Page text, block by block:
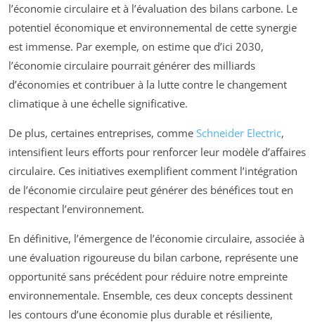
l’économie circulaire et à l’évaluation des bilans carbone. Le
potentiel économique et environnemental de cette synergie
est immense. Par exemple, on estime que d’ici 2030,
l’économie circulaire pourrait générer des milliards
d’économies et contribuer à la lutte contre le changement
climatique à une échelle significative.
De plus, certaines entreprises, comme Schneider Electric,
intensifient leurs efforts pour renforcer leur modèle d’affaires
circulaire. Ces initiatives exemplifient comment l’intégration
de l’économie circulaire peut générer des bénéfices tout en
respectant l’environnement.
En définitive, l’émergence de l’économie circulaire, associée à
une évaluation rigoureuse du bilan carbone, représente une
opportunité sans précédent pour réduire notre empreinte
environnementale. Ensemble, ces deux concepts dessinent
les contours d’une économie plus durable et résiliente,